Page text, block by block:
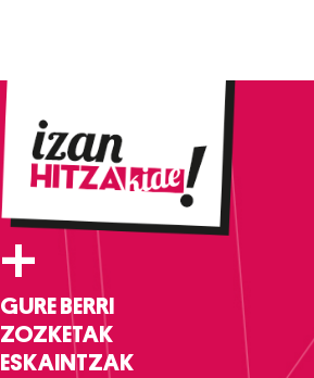
+
GURE BERRI
ZOZKETAK
ESKAINTZAK